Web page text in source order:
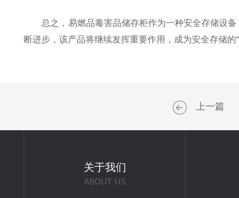
总之，易燃品毒害品储存柜作为一种安全存储设备
断进步，该产品将继续发挥重要作用，成为安全存储的“
上一篇
关于我们
ABOUT US